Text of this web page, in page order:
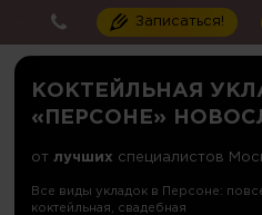
Записаться!
КОКТЕЙЛЬНАЯ
«ПЕРСОНЕ»
от лучших специалистов
Все виды укладок в Персоне:
коктейльная, свадебная